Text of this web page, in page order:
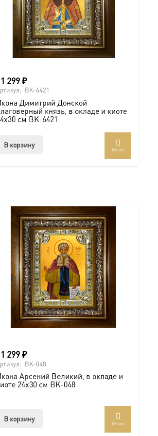
на нашу группу
299₽
BK-6421
Димитрий Донской
князь, в окладе и киоте
см BK-6421
В корзину
Купить
299₽
BK-048
Арсений Великий, в окладе и
24х30 см BK-048
В корзину
Купить